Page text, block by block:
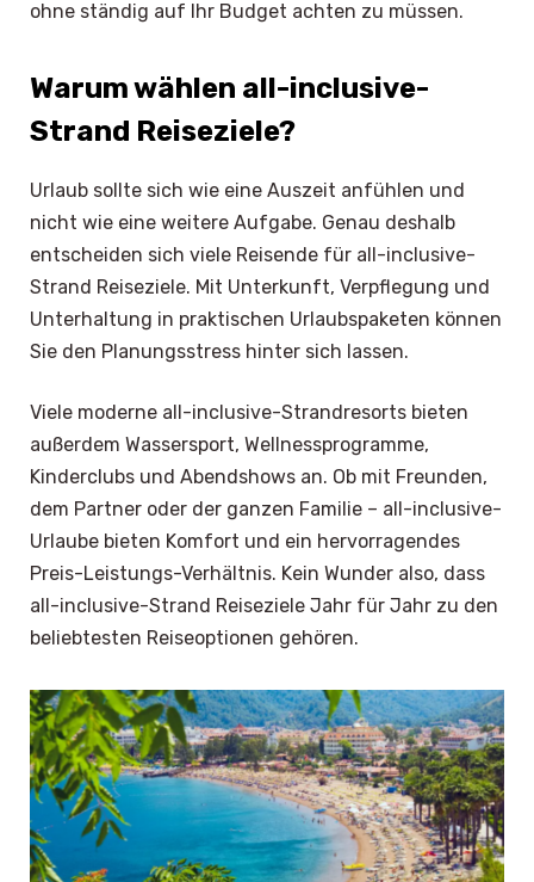
ohne ständig auf Ihr Budget achten zu müssen.
Warum wählen all-inclusive-
Strand Reiseziele?
Urlaub sollte sich wie eine Auszeit anfühlen und
nicht wie eine weitere Aufgabe. Genau deshalb
entscheiden sich viele Reisende für all-inclusive-
Strand Reiseziele. Mit Unterkunft, Verpflegung und
Unterhaltung in praktischen Urlaubspaketen können
Sie den Planungsstress hinter sich lassen.
Viele moderne all-inclusive-Strandresorts bieten
außerdem Wassersport, Wellnessprogramme,
Kinderclubs und Abendshows an. Ob mit Freunden,
dem Partner oder der ganzen Familie – all-inclusive-
Urlaube bieten Komfort und ein hervorragendes
Preis-Leistungs-Verhältnis. Kein Wunder also, dass
all-inclusive-Strand Reiseziele Jahr für Jahr zu den
beliebtesten Reiseoptionen gehören.